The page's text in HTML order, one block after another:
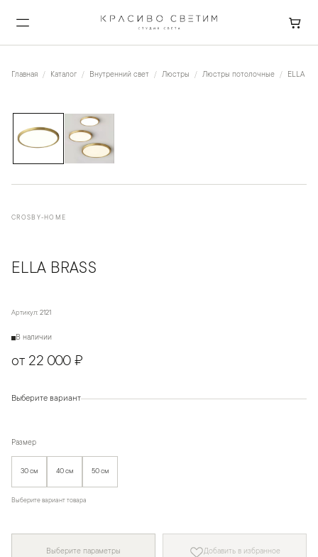
Главная Каталог Внутренний свет Люстры Люстры потолочные ELLA
CROSBY-HOME
ELLA BRASS
Артикул: 2121
В наличии
от 22 000 ₽
Выберите вариант
Размер
30 см 40 см 50 см
Выберите вариант товара
Выберите параметры Добавить в избранное